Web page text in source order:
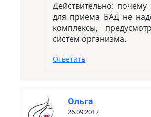
Действительно:
для приема БАД не
комплексы,
систем организма.
Ответить
Ольга
26.09.2017